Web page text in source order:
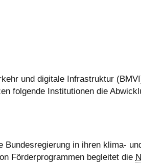
und digitale Infrastruktur
folgende Institutionen die
Bundesregierung in ihren klima-
Förderprogrammen begleitet die